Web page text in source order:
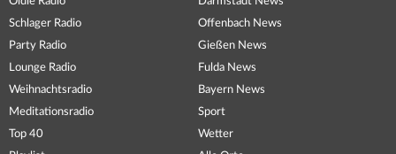
Schlager Radio
Party Radio
Lounge Radio
Weihnachtsradio
Meditationsradio
Top 40
Offenbach News
Gießen News
Fulda News
Bayern News
Sport
Wetter